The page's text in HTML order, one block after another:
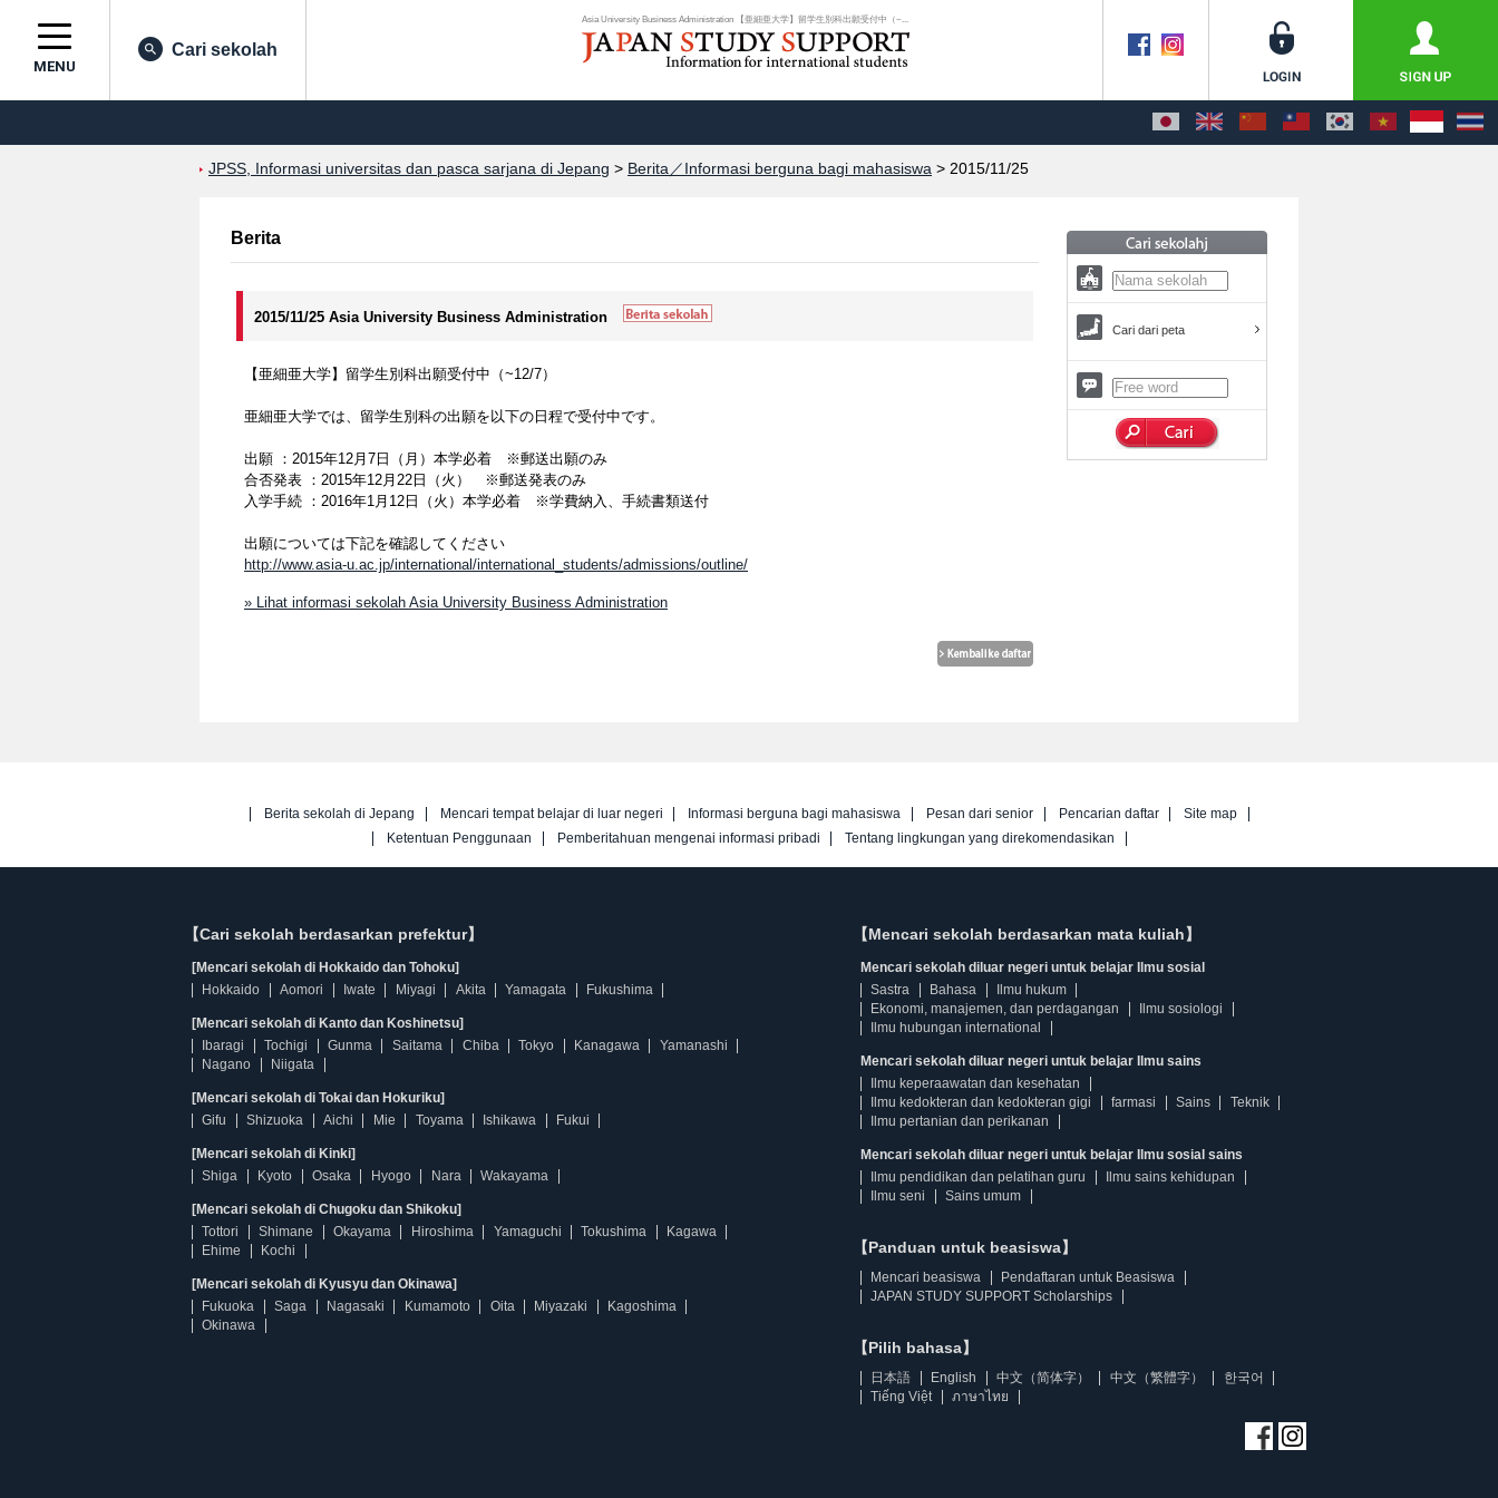
Asia University Business Administration 【亜細亜大学】留学生別科出願受付中（~...
MENU
Cari sekolah
JPSS, Informasi universitas dan pasca sarjana di Jepang > Berita／Informasi berguna bagi mahasiswa > 2015/11/25
Berita
2015/11/25 Asia University Business Administration
【亜細亜大学】留学生別科出願受付中（~12/7）
亜細亜大学では、留学生別科の出願を以下の日程で受付中です。
出願 ：2015年12月7日（月）本学必着 ※郵送出願のみ
合否発表 ：2015年12月22日（火） ※郵送発表のみ
入学手続 ：2016年1月12日（火）本学必着 ※学費納入、手続書類送付
出願については下記を確認してください
http://www.asia-u.ac.jp/international/international_students/admissions/outline/
» Lihat informasi sekolah Asia University Business Administration
Cari dari peta
Berita sekolah di Jepang Mencari tempat belajar di luar negeri Informasi berguna bagi mahasiswa Pesan dari senior Pencarian daftar
Site map
Ketentuan Penggunaan
Pemberitahuan mengenai informasi pribadi Tentang lingkungan yang direkomendasikan
【Cari sekolah berdasarkan prefektur】
[Mencari sekolah di Hokkaido dan Tohoku]
Hokkaido
Aomori Iwate Miyagi Akita Yamagata Fukushima
[Mencari sekolah di Kanto dan Koshinetsu]
Ibaragi
Tochigi Gunma Saitama Chiba Tokyo Kanagawa
Yamanashi
Nagano
Niigata
[Mencari sekolah di Tokai dan Hokuriku]
Gifu
Shizuoka Aichi Mie Toyama Ishikawa Fukui
[Mencari sekolah di Kinki]
Shiga
Kyoto Osaka Hyogo Nara Wakayama
[Mencari sekolah di Chugoku dan Shikoku]
Tottori
Shimane Okayama Hiroshima Yamaguchi Tokushima
Kagawa
Ehime
Kochi
[Mencari sekolah di Kyusyu dan Okinawa]
Fukuoka
Saga Nagasaki Kumamoto Oita Miyazaki
Kagoshima
Okinawa
【Mencari sekolah berdasarkan mata kuliah】
Mencari sekolah diluar negeri untuk belajar Ilmu sosial
Sastra
Bahasa
Ilmu hukum
Ekonomi, manajemen, dan perdagangan
Ilmu sosiologi
Ilmu hubungan international
Mencari sekolah diluar negeri untuk belajar Ilmu sains
Ilmu keperaawatan dan kesehatan
Ilmu kedokteran dan kedokteran gigi
farmasi Sains
Teknik
Ilmu pertanian dan perikanan
Mencari sekolah diluar negeri untuk belajar Ilmu sosial sains
Ilmu pendidikan dan pelatihan guru
Ilmu sains kehidupan
Ilmu seni
Sains umum
【Panduan untuk beasiswa】
Mencari beasiswa
Pendaftaran untuk Beasiswa
JAPAN STUDY SUPPORT Scholarships
【Pilih bahasa】
日本語 English 中文（简体字） 中文（繁體字）
한국어
Tiếng Việt
ภาษาไทย